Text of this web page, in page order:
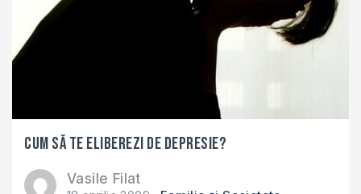
Cum să te eliberezi de depresie?
Vasile Filat